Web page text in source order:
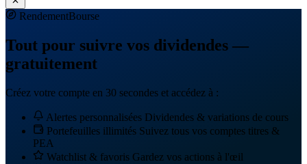
RendementBourse
Tout pour suivre vos dividendes —
gratuitement
Créez votre compte en 30 secondes et accédez à :
Alertes personnalisées Dividendes & variations de cours
Portefeuilles illimités Suivez tous vos comptes titres &
PEA
Watchlist & favoris Gardez vos actions à l'œil